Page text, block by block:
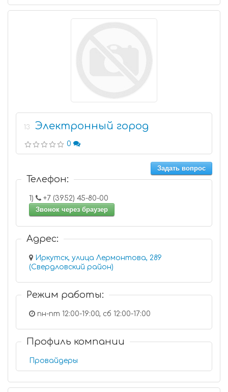
13 Электронный город
0
Задать вопрос
Телефон:
1)
+7 (3952) 45-80-00
Звонок через браузер
Адрес:
Иркутск, улица Лермонтова, 289
(Свердловский район)
Режим работы:
пн-пт 12:00-19:00, сб 12:00-17:00
Профиль компании
Провайдеры